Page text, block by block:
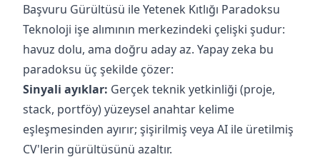
Başvuru Gürültüsü ile Yetenek Kıtlığı Paradoksu
Teknoloji işe alımının merkezindeki çelişki şudur:
havuz dolu, ama doğru aday az. Yapay zeka bu
paradoksu üç şekilde çözer:
Sinyali ayıklar: Gerçek teknik yetkinliği (proje,
stack, portföy) yüzeysel anahtar kelime
eşleşmesinden ayırır; şişirilmiş veya AI ile üretilmiş
CV'lerin gürültüsünü azaltır.